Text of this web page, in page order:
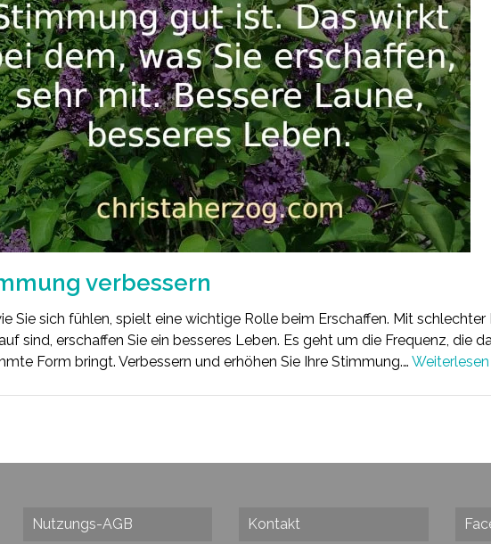
verbessern
Sie sich fühlen, spielt eine wichtige Rolle beim Erschaffen. Mit schlechter
sind, erschaffen Sie ein besseres Leben. Es geht um die Frequenz, die
Form bringt. Verbessern und erhöhen Sie Ihre Stimmung.… Weiterlesen
Nutzungs-AGB Kontakt